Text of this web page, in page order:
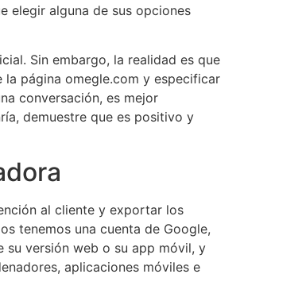
elegir alguna de sus opciones
Sin embargo, la realidad es que
página omegle.com y especificar
conversación, es mejor
demuestre que es positivo y
al cliente y exportar los
tenemos una cuenta de Google,
su versión web o su app móvil, y
aplicaciones móviles e